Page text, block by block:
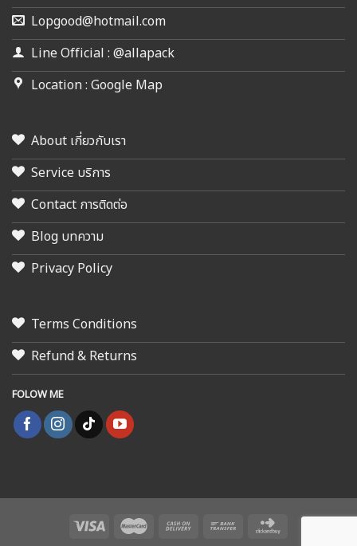
Lopgood@hotmail.com
Line Official : @allapack
Location : Google Map
About เกี่ยวกับเรา
Service บริการ
Contact การติดต่อ
Blog บทความ
Privacy Policy
Terms Conditions
Refund & Returns
FOLOW ME